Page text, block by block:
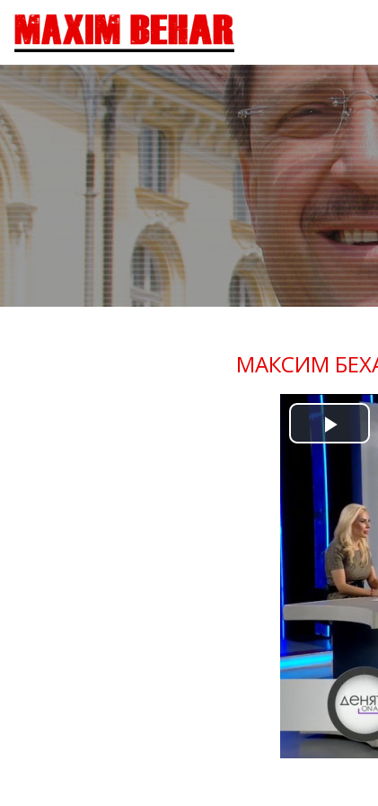
МАКСИМ